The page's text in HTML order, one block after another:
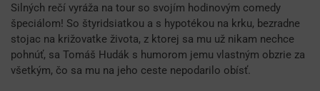
Silných rečí vyráža na tour so svojím hodinovým comedy
špeciálom! So štyridsiatkou a s hypotékou na krku, bezradne
stojac na križovatke života, z ktorej sa mu už nikam nechce
pohnúť, sa Tomáš Hudák s humorom jemu vlastným obzrie za
všetkým, čo sa mu na jeho ceste nepodarilo obísť.